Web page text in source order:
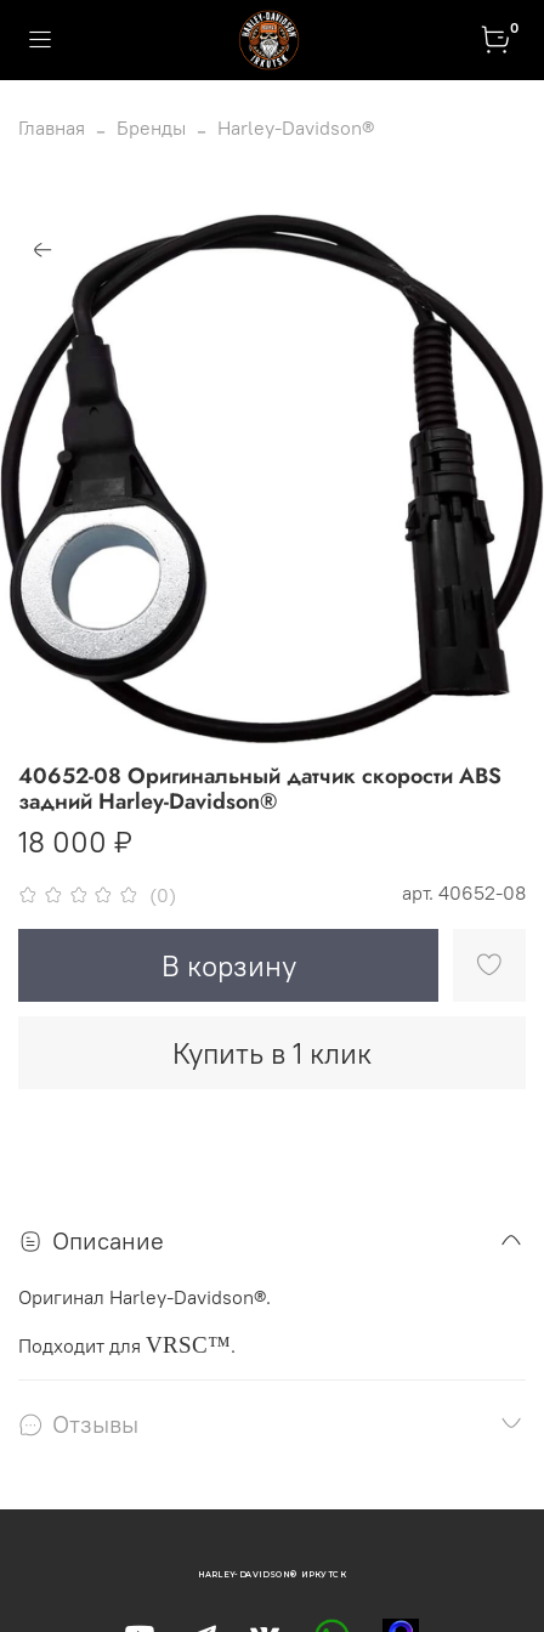
0
Главная Бренды Harley-Davidson®
(0) арт. 40652-08
40652-08 Оригинальный датчик скорости ABS
задний Harley-Davidson®
18 000 ₽
В корзину
Купить в 1 клик
Описание
Оригинал Harley-Davidson®.
Подходит для VRSC™.
Отзывы
HARLEY-DAVIDSON® ИРКУТСК